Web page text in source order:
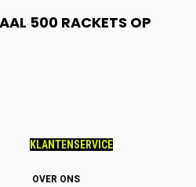
500 RACKETS OP
KLANTENSERVICE
OVER ONS